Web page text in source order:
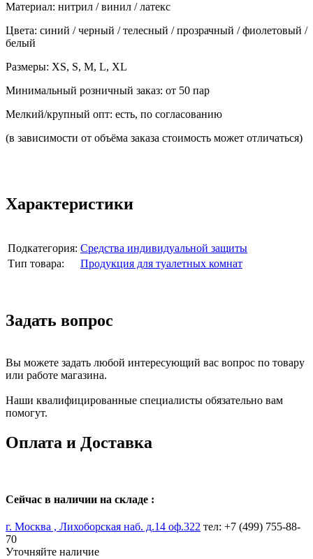
Материал: нитрил / винил / латекс
Цвета: синий / черный / телесный / прозрачный / фиолетовый /
белый
Размеры: XS, S, M, L, XL
Минимальный розничный заказ: от 50 пар
Мелкий/крупный опт: есть, по согласованию
(в зависимости от объёма заказа стоимость может отличаться)
Характеристики
Подкатегория: Средства индивидуальной защиты
Тип товара:
Продукция для туалетных комнат
Задать вопрос
Вы можете задать любой интересующий вас вопрос по товару
или работе магазина.
Наши квалифицированные специалисты обязательно вам
помогут.
Оплата и Доставка
Сейчас в наличии на складе :
г. Москва , Лихоборская наб. д.14 оф.322 тел: +7 (499) 755-88-
70
Уточняйте наличие